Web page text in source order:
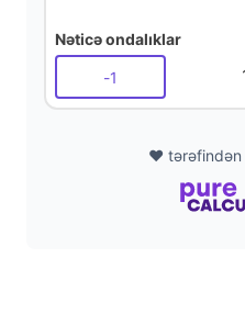
Nəticə ondalıklar
-1
❤️ tərəfindən